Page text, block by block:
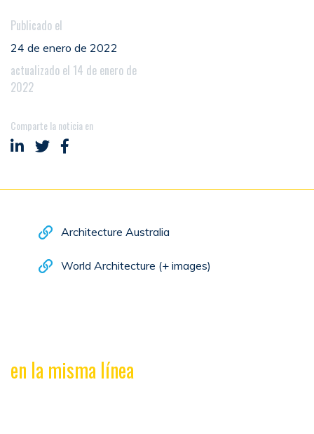
Publicado el
24 de enero de 2022
actualizado el 14 de enero de
2022
Comparte la noticia en
Compartir en LinkedIn
Compartir en Twitter
Compartir en Facebook
Architecture Australia
World Architecture (+ images)
en la misma línea